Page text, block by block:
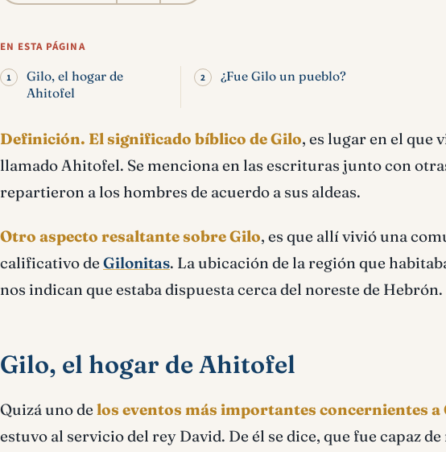
EN ESTA PÁGINA
Gilo, el hogar de
Ahitofel
¿Fue Gilo un pueblo?
Definición. El significado bíblico de Gilo, es lugar en el que
llamado Ahitofel. Se menciona en las escrituras junto con
repartieron a los hombres de acuerdo a sus aldeas.
Otro aspecto resaltante sobre Gilo, es que allí vivió una
calificativo de Gilonitas. La ubicación de la región que
nos indican que estaba dispuesta cerca del noreste de Hebrón.
Gilo, el hogar de Ahitofel
Quizá uno de los eventos más importantes concernientes a
estuvo al servicio del rey David. De él se dice, que fue capaz